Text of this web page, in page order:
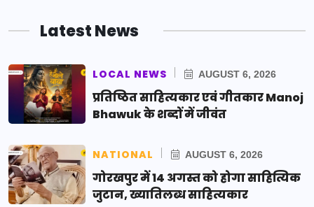
Latest News
LOCAL NEWS AUGUST 6, 2026
प्रतिष्ठित साहित्यकार एवं गीतकार Manoj
Bhawuk के शब्दों में जीवंत
NATIONAL AUGUST 6, 2026
गोरखपुर में 14 अगस्त को होगा साहित्यिक
जुटान, ख्यातिलब्ध साहित्यकार